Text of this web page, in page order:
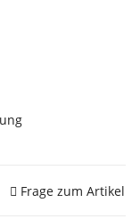
Frage zum Artikel